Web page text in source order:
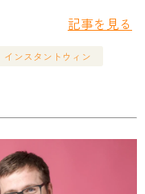
記事を見る
インスタントウィン